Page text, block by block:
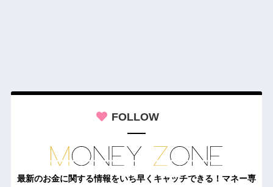
FOLLOW
最新のお金に関する情報をいち早くキャッチできる！マネー専